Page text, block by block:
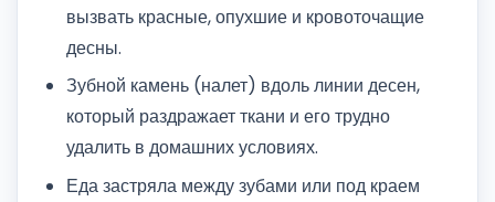
вызвать красные, опухшие и кровоточащие
десны.
Зубной камень (налет) вдоль линии десен,
который раздражает ткани и его трудно
удалить в домашних условиях.
Еда застряла между зубами или под краем